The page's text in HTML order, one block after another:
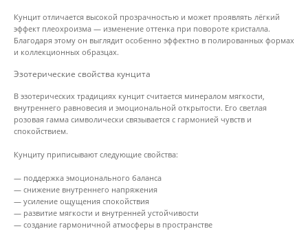
Кунцит отличается высокой прозрачностью и может проявлять лёгкий
эффект плеохроизма — изменение оттенка при повороте кристалла.
Благодаря этому он выглядит особенно эффектно в полированных формах
и коллекционных образцах.
Эзотерические свойства кунцита
В эзотерических традициях кунцит считается минералом мягкости,
внутреннего равновесия и эмоциональной открытости. Его светлая
розовая гамма символически связывается с гармонией чувств и
спокойствием.
Кунциту приписывают следующие свойства:
— поддержка эмоционального баланса
— снижение внутреннего напряжения
— усиление ощущения спокойствия
— развитие мягкости и внутренней устойчивости
— создание гармоничной атмосферы в пространстве